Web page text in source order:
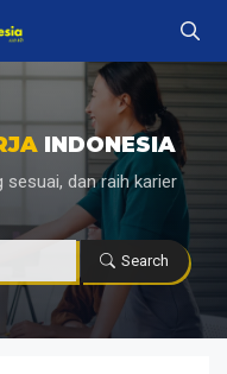
INDONESIA
sesuai, dan raih karier
Search